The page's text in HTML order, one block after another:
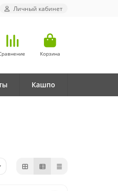
Личный кабинет
Корзина
Кашпо